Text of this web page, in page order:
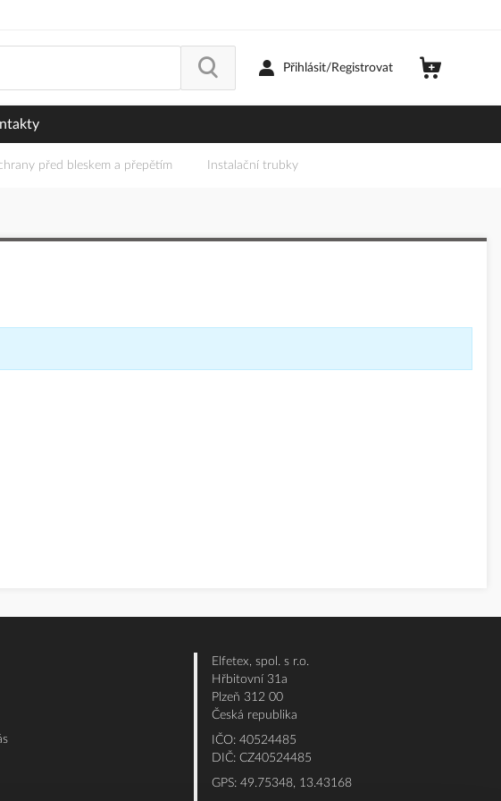
Přihlásit/Registrovat
před bleskem a přepětím Instalační trubky
Elfetex, spol. s r.o.
Hřbitovní 31a
Plzeň 312 00
Česká republika
IČO: 40524485
DIČ: CZ40524485
GPS: 49.75348, 13.43168